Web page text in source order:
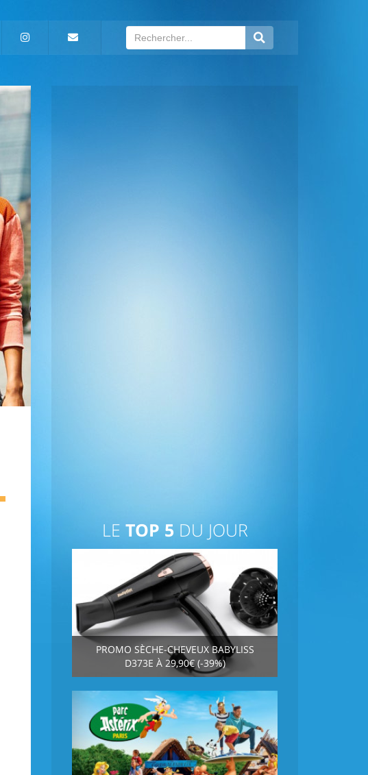
LE TOP 5 DU JOUR
PROMO SÈCHE-CHEVEUX BABYLISS
D373E À 29,90€ (-39%)